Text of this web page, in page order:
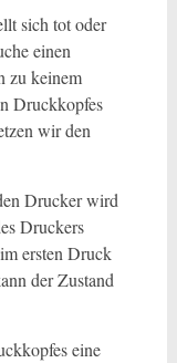
sich tot oder
einen
zu keinem
Druckkopfes
wir den
Drucker wird
Druckers
ersten Druck
der Zustand
eine